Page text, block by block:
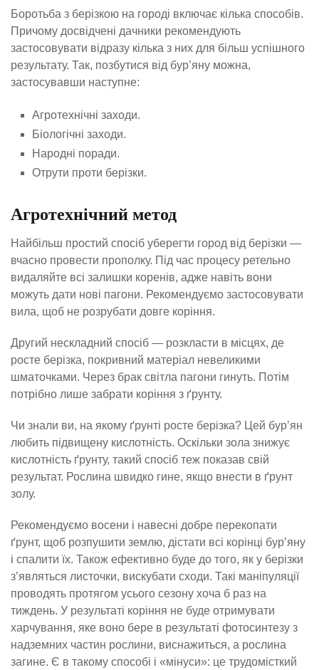
Боротьба з берізкою на городі включає кілька способів.
Причому досвідчені дачники рекомендують
застосовувати відразу кілька з них для більш успішного
результату. Так, позбутися від бур’яну можна,
застосувавши наступне:
Агротехнічні заходи.
Біологічні заходи.
Народні поради.
Отрути проти берізки.
Агротехнічний метод
Найбільш простий спосіб уберегти город від берізки —
вчасно провести прополку. Під час процесу ретельно
видаляйте всі залишки коренів, адже навіть вони
можуть дати нові пагони. Рекомендуємо застосовувати
вила, щоб не розрубати довге коріння.
Другий нескладний спосіб — розкласти в місцях, де
росте берізка, покривний матеріал невеликими
шматочками. Через брак світла пагони гинуть. Потім
потрібно лише забрати коріння з ґрунту.
Чи знали ви, на якому ґрунті росте берізка? Цей бур’ян
любить підвищену кислотність. Оскільки зола знижує
кислотність ґрунту, такий спосіб теж показав свій
результат. Рослина швидко гине, якщо внести в ґрунт
золу.
Рекомендуємо восени і навесні добре перекопати
ґрунт, щоб розпушити землю, дістати всі корінці бур’яну
і спалити їх. Також ефективно буде до того, як у берізки
з’являться листочки, вискубати сходи. Такі маніпуляції
проводять протягом усього сезону хоча б раз на
тиждень. У результаті коріння не буде отримувати
харчування, яке воно бере в результаті фотосинтезу з
надземних частин рослини, виснажиться, а рослина
загине. Є в такому способі і «мінуси»: це трудомісткий